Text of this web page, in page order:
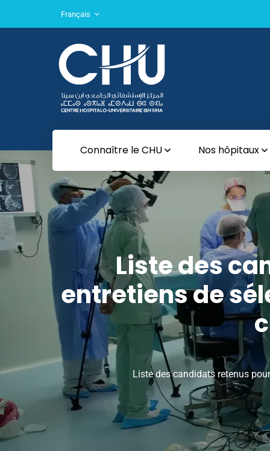
Français
Connaître le CHU Nos hôpitaux
Liste des
entretiens de
Liste des candidats retenus